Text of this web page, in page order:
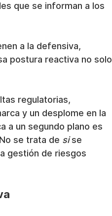
que se informan a los
a la defensiva,
postura reactiva no solo
regulatorias,
y un desplome en la
a un segundo plano es
se trata de si se
gestión de riesgos